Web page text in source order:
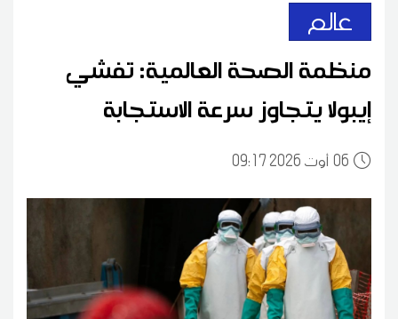
عالم
منظمة الصحة العالمية: تفشي
إيبولا يتجاوز سرعة الاستجابة
0609:17 2026 أوت